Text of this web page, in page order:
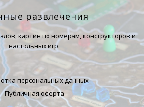
развлечения
картин по номерам, конструкторов и
настольных игр.
персональных данных
Публичная оферта